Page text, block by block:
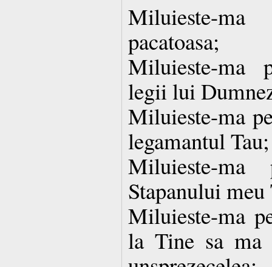
Miluieste-
pacatoasa;
Miluieste-ma
legii lui
Miluieste-ma
legamantul Tau;
Miluieste-
Stapanului
Miluieste-ma
la Tine sa ma